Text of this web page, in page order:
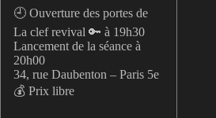
🕘 Ouverture des portes de
La clef revival 🔑 à 19h30
Lancement de la séance à
20h00
34, rue Daubenton – Paris 5e
💰 Prix libre